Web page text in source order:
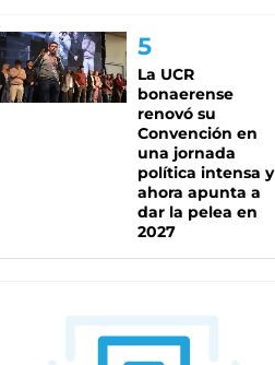
La UCR
bonaerense
renovó su
Convención en
una jornada
política intensa y
ahora apunta a
dar la pelea en
2027